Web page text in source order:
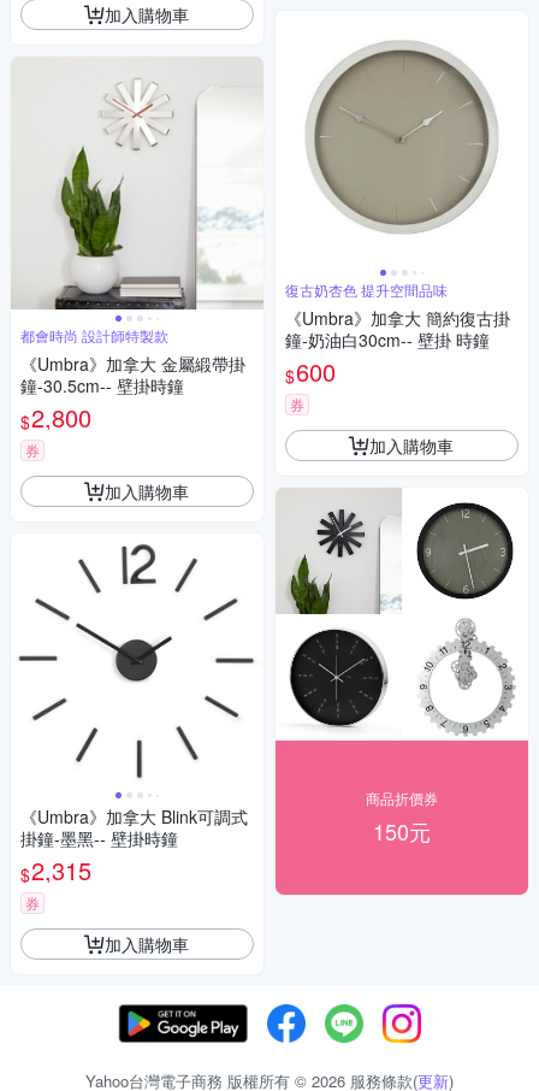
加入購物車
都會時尚 設計師特製款
《Umbra》加拿大 金屬緞帶掛
鐘-30.5cm-- 壁掛時鐘
$2,800
券
加入購物車
《Umbra》加拿大 Blink可調式
掛鐘-墨黑-- 壁掛時鐘
$2,315
券
加入購物車
復古奶杏色 提升空間品味
《Umbra》加拿大 簡約復古掛
鐘-奶油白30cm-- 壁掛 時鐘
$600
券
加入購物車
商品折價券
150元
Yahoo台灣電子商務 版權所有 © 2026 服務條款(更新)